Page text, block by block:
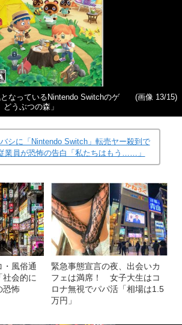
なっているNintendo Switchのゲ
うぶつの森」
(画像 13/15)
シに「Nintendo Switch」転売ヤー殺到で
員が恐怖の告白「私たちはもう……」
・風俗通
会的に
恐怖
緊急事態宣言の夜、出会いカ
フェは満席！ 女子大生はコ
ロナ無視でパパ活「相場は1.5
万円」